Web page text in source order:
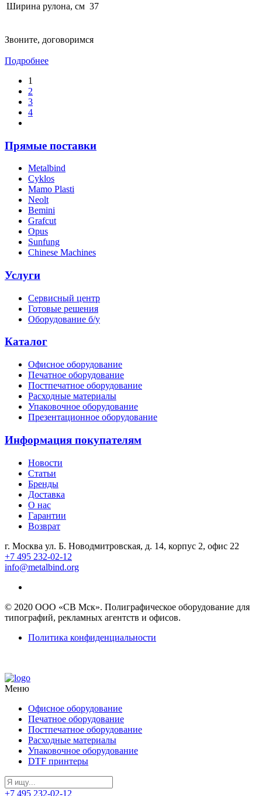
Ширина рулона, см 37
Звоните, договоримся
Подробнее
1
2
3
4
Прямые поставки
Metalbind
Cyklos
Mamo Plasti
Neolt
Bemini
Grafcut
Opus
Sunfung
Chinese Machines
Услуги
Сервисный центр
Готовые решения
Оборудование б/у
Каталог
Офисное оборудование
Печатное оборудование
Постпечатное оборудование
Расходные материалы
Упаковочное оборудование
Презентационное оборудование
Информация покупателям
Новости
Статьи
Бренды
Доставка
О нас
Гарантии
Возврат
г. Москва ул. Б. Новодмитровская, д. 14, корпус 2, офис 22
+7 495 232-02-12
info@metalbind.org
© 2020 ООО «СВ Мск». Полиграфическое оборудование для
типографий, рекламных агентств и офисов.
Политика конфиденциальности
Меню
Офисное оборудование
Печатное оборудование
Постпечатное оборудование
Расходные материалы
Упаковочное оборудование
DTF принтеры
+7 495 232-02-12